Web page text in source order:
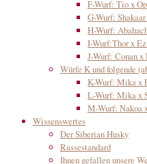
F-Wurf: Tio x
G-Wurf:
H-Wurf:
I-Wurf:Thor x
J-Wurf: Conan x
Würfe K und folgende
K-Wurf: Mika x
L-Wurf: Mika x
M-Wurf: Nakoa
Wissenswertes
Der Siberian Husky
Rassestandard
Ihnen gefallen unsere